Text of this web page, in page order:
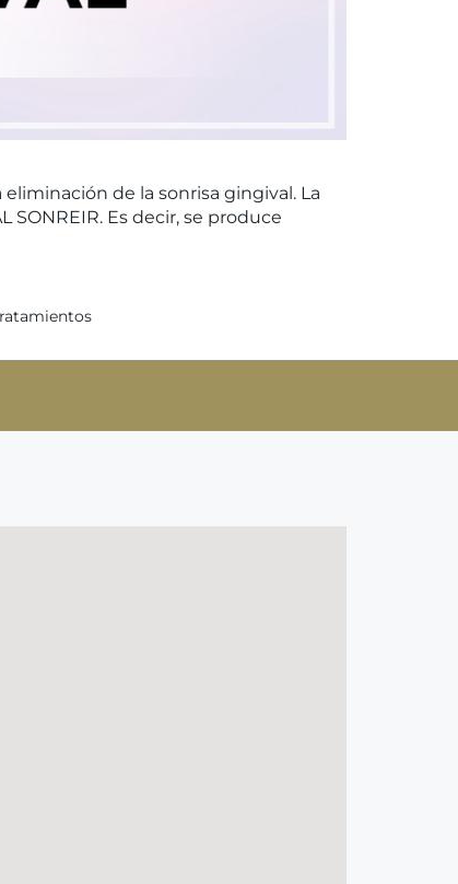
de la sonrisa gingival. La
SONREIR. Es decir, se produce